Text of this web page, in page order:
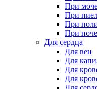
При
При
При
При
Для сердца
Для вен
Для
Для
Для